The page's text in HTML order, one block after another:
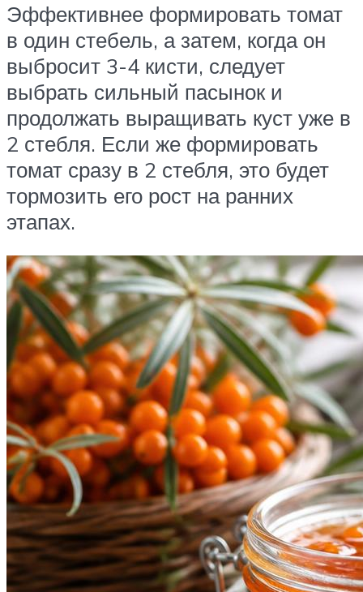
Эффективнее формировать томат
в один стебель, а затем, когда он
выбросит 3-4 кисти, следует
выбрать сильный пасынок и
продолжать выращивать куст уже в
2 стебля. Если же формировать
томат сразу в 2 стебля, это будет
тормозить его рост на ранних
этапах.